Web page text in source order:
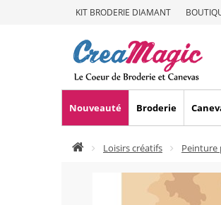
KIT BRODERIE DIAMANT
Nouveauté Broderie
Loisirs créatifs Peinture